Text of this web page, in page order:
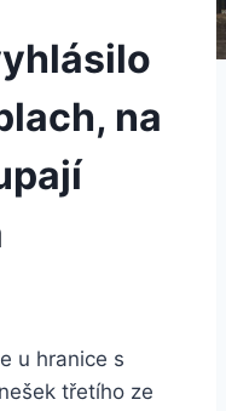
na
u hranice s
třetího ze